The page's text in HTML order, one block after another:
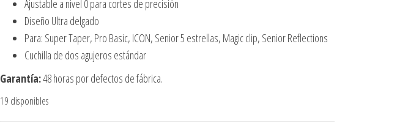
Ajustable a nivel 0 para cortes de precisión
Diseño Ultra delgado
Para: Super Taper, Pro Basic, ICON, Senior 5 estrellas, Magic clip, Senior Reflections
Cuchilla de dos agujeros estándar
Garantía:48 horas por defectos de fábrica.
19 disponibles